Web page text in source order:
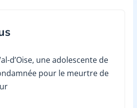
d’Oise, une adolescente de
pour le meurtre de